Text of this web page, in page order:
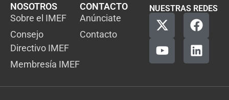
NOSOTROS
Sobre el IMEF
Consejo
Directivo IMEF
Membresía IMEF
CONTACTO
Anúnciate
Contacto
NUESTRAS REDES